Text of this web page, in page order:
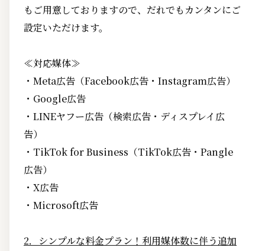
もご用意しておりますので、だれでもカンタンにご
設定いただけます。
≪対応媒体≫
・Meta広告（Facebook広告・Instagram広告）
・Google広告
・LINEヤフー広告（検索広告・ディスプレイ広
告）
・TikTok for Business（TikTok広告・Pangle
広告）
・X広告
・Microsoft広告
2．シンプルな料金プラン！利用媒体数に伴う追加